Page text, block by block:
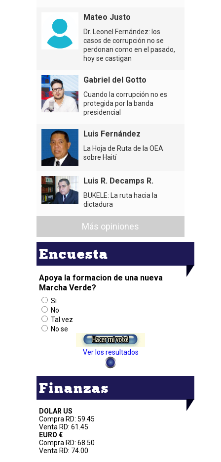
Mateo Justo
Dr. Leonel Fernández: los
casos de corrupción no se
perdonan como en el pasado,
hoy se castigan
Gabriel del Gotto
Cuando la corrupción no es
protegida por la banda
presidencial
Luis Fernández
La Hoja de Ruta de la OEA
sobre Haití
Luis R. Decamps R.
BUKELE: La ruta hacia la
dictadura
Más opiniones
Encuesta
Apoya la formacion de una nueva
Marcha Verde?
Si
No
Tal vez
No se
Ver los resultados
Finanzas
DOLAR US
Compra RD: 59.45
Venta RD: 61.45
EURO €
Compra RD: 68.50
Venta RD: 74.00